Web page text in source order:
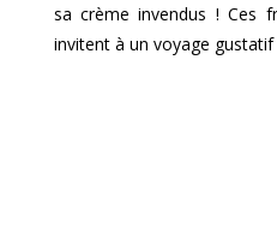
sa crème invendus ! Ces
invitent à un voyage gustatif